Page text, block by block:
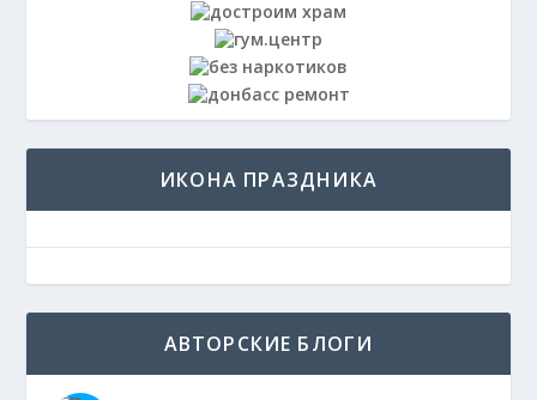
ИКОНА ПРАЗДНИКА
АВТОРСКИЕ БЛОГИ